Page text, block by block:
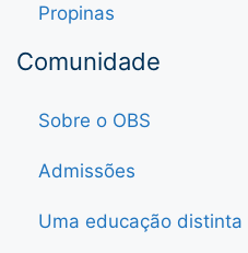
Propinas
Comunidade
Sobre o OBS
Admissões
Uma educação distinta